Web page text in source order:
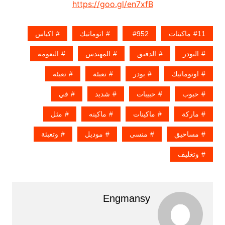
https://goo.gl/en7xfB
11ماكينات 952 اتوماتيك اكياس
البودر الدقيق المهندس النعومه
اوتوماتيك بودر تعبئة تعبئه
حبوب حبيبات شديد في
ماركة ماكينات ماكينه مثل
مساحيق منسى موديل وتعبئة
وتغليف
Engmansy